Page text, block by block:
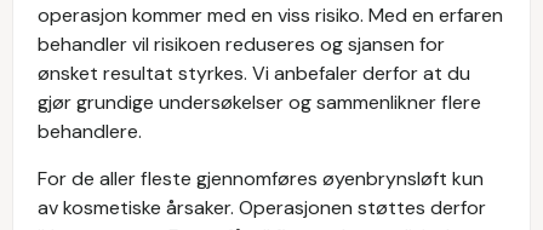
operasjon kommer med en viss risiko. Med en erfaren
behandler vil risikoen reduseres og sjansen for
ønsket resultat styrkes. Vi anbefaler derfor at du
gjør grundige undersøkelser og sammenlikner flere
behandlere.
For de aller fleste gjennomføres øyenbrynsløft kun
av kosmetiske årsaker. Operasjonen støttes derfor